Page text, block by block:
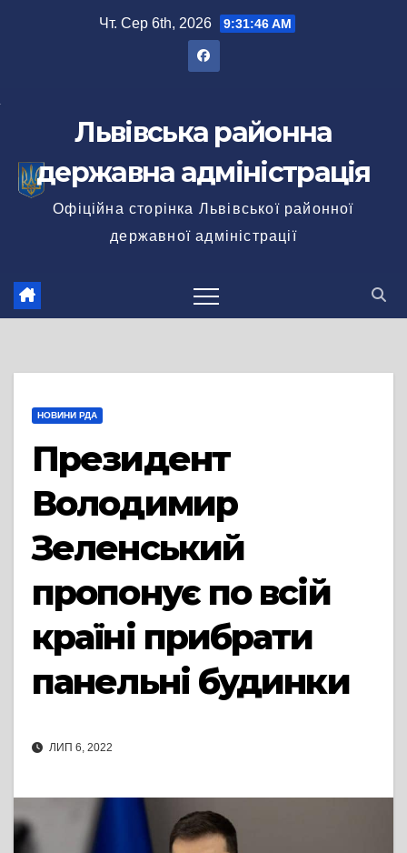
Чт. Сер 6th, 2026 9:31:46 AM
Львівська районна
державна адміністрація
Офіційна сторінка Львівської районної
державної адміністрації
НОВИНИ РДА
Президент
Володимир
Зеленський
пропонує по всій
країні прибрати
панельні будинки
ЛИП 6, 2022